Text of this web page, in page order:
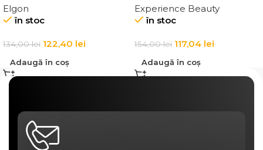
Hold Spray Wax
Elgon
în stoc
134,00lei 122,40 lei
Adaugă în coș
Elgon 20 Volumizing
Thickening Cream
Experience Beauty
în stoc
154,00lei 117,04 lei
Adaugă în coș